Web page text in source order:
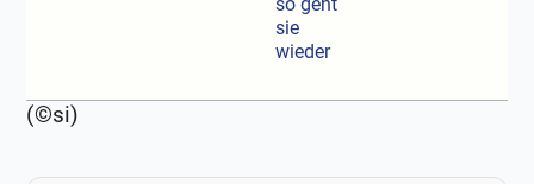
sie
wieder
(©si)